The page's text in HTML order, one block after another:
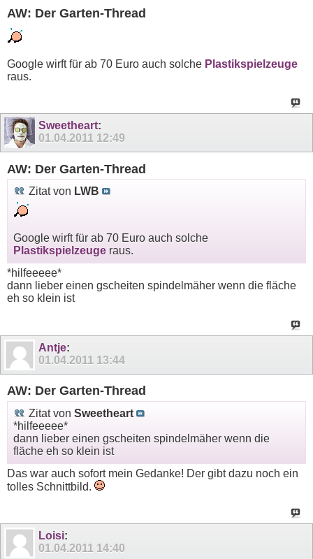
AW: Der Garten-Thread
Google wirft für ab 70 Euro auch solche Plastikspielzeuge
raus.
Sweetheart:
01.04.2011 12:49
AW: Der Garten-Thread
Zitat von LWB
Google wirft für ab 70 Euro auch solche
Plastikspielzeuge raus.
*hilfeeeee*
dann lieber einen gscheiten spindelmäher wenn die fläche
eh so klein ist
Antje:
01.04.2011 13:44
AW: Der Garten-Thread
Zitat von Sweetheart
*hilfeeeee*
dann lieber einen gscheiten spindelmäher wenn die
fläche eh so klein ist
Das war auch sofort mein Gedanke! Der gibt dazu noch ein
tolles Schnittbild.
Loisi:
01.04.2011 14:40